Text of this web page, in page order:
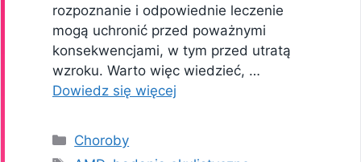
rozpoznanie i odpowiednie leczenie
mogą uchronić przed poważnymi
konsekwencjami, w tym przed utratą
wzroku. Warto więc wiedzieć, …
Dowiedz się więcej
Kategorie
Choroby